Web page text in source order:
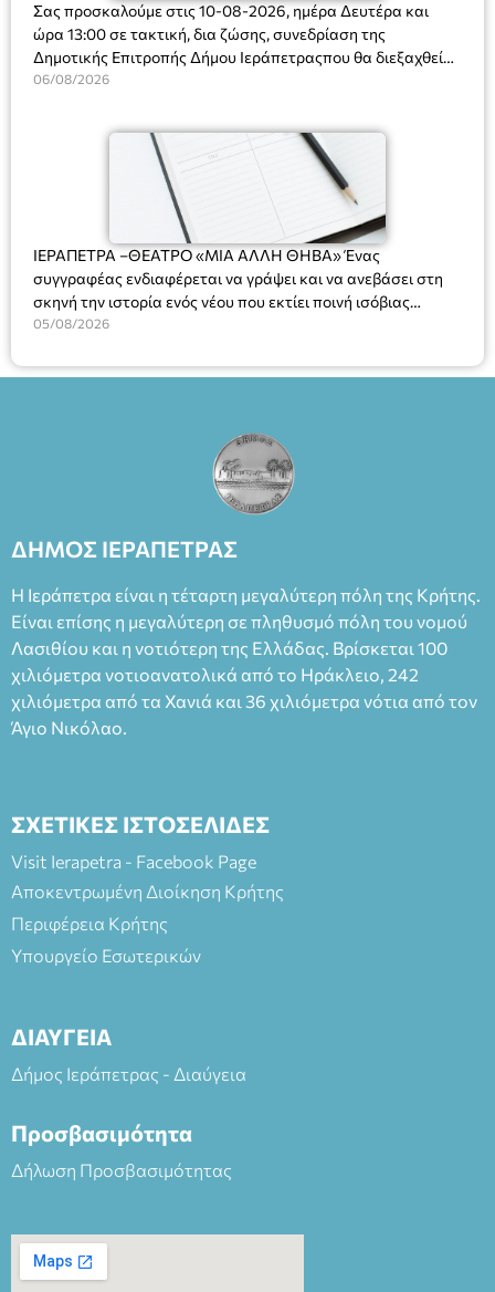
Σας προσκαλούμε στις 10-08-2026, ημέρα Δευτέρα και
ώρα 13:00 σε τακτική, δια ζώσης, συνεδρίαση της
Δημοτικής Επιτροπής Δήμου Ιεράπετραςπου θα διεξαχθεί
στο Δημοτικό Κατάστημα, Δημοκρατίας 31 στην αίθουσα
και λήψη αποφάσεων στα παρακάτω θέματα:
06/08/2026
ΙΕΡΑΠΕΤΡΑ –ΘΕΑΤΡΟ «ΜΙΑ ΑΛΛΗ ΘΗΒΑ» Ένας
συγγραφέας ενδιαφέρεται να γράψει και να ανεβάσει στη
σκηνή την ιστορία ενός νέου που εκτίει ποινή ισόβιας
κάθειρξης για πατροκτονία. Ένα πολυβραβευμένο έργο για
ασθένεια, τον ερωτισμό. Ένα έργο αινιγματικό, συγκινητικό,
έργο, ενώ η παράσταση έχει καθιερωθεί ως σημαντικό
θεατρικό γεγονός χάρη στις εξαιρετικές ερμηνείες του
Θάνου Λέκκα στον ρόλο του Συγγραφέα και του Δημήτρη
Καπουράνη, νικητή του βραβείου Δημήτρης Χορν 2022-
Φεδερίκο. Σκηνοθεσία: Βαγγέλης Θεοδωρόπουλος Είσοδος: :
άνω των 65 Προπώληση: Βιβλιοπωλείο Πάπυρος (Πλατεία
Πλαστήρα), E&G Mini market (Δημοκρατίας 39 Ιεράπετρα)
και στο more.com Χώρος: 3ο Γυμνάσιο Ιεράπετρας
(Είσοδος ΕΠΑ.Λ.) Έναρξη 21:15 Οργάνωση: ΚΝΩΣΟΣ
ΘΕΑΤΡΙΚΕΣ ΠΑΡΑΓΩΓΕΣ ΕΕ
05/08/2026
ΔΗΜΟΣ ΙΕΡΑΠΕΤΡΑΣ
Η Ιεράπετρα είναι η τέταρτη μεγαλύτερη πόλη της Κρήτης.
Είναι επίσης η μεγαλύτερη σε πληθυσμό πόλη του νομού
Λασιθίου και η νοτιότερη της Ελλάδας. Βρίσκεται 100
χιλιόμετρα νοτιοανατολικά από το Ηράκλειο, 242
χιλιόμετρα από τα Χανιά και 36 χιλιόμετρα νότια από τον
Άγιο Νικόλαο.
ΣΧΕΤΙΚΕΣ ΙΣΤΟΣΕΛΙΔΕΣ
Visit Ierapetra - Facebook Page
Αποκεντρωμένη Διοίκηση Κρήτης
Περιφέρεια Κρήτης
Υπουργείο Εσωτερικών
ΔΙΑΥΓΕΙΑ
Δήμος Ιεράπετρας - Διαύγεια
Προσβασιμότητα
Δήλωση Προσβασιμότητας